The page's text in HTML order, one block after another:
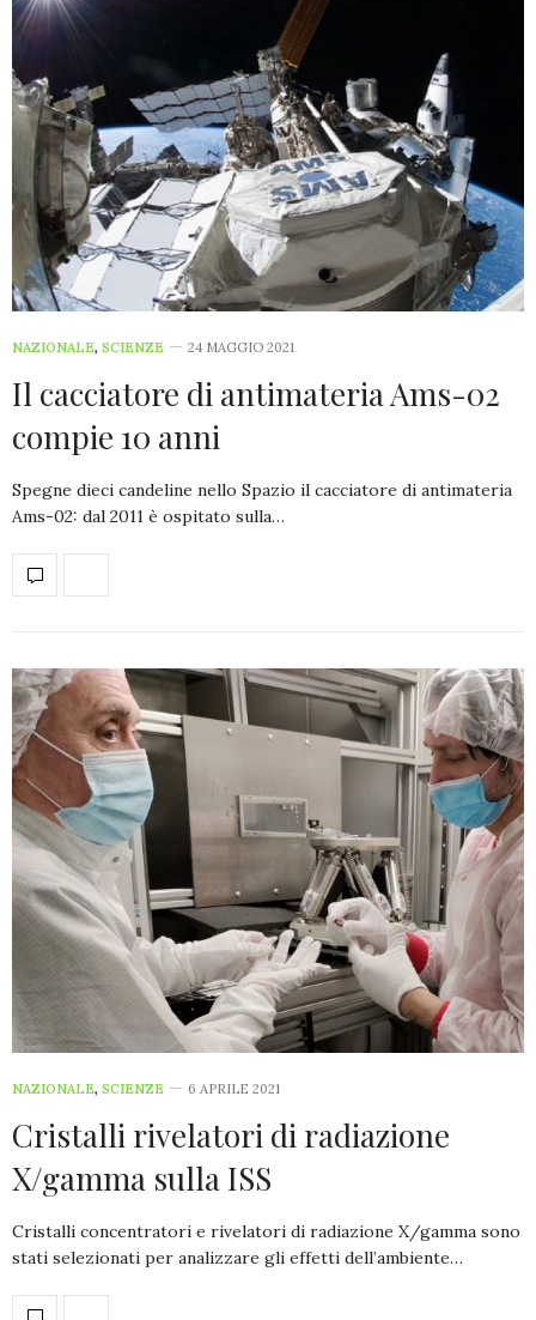
NAZIONALE, SCIENZE 24 MAGGIO 2021
Il cacciatore di antimateria Ams-02
compie 10 anni
Spegne dieci candeline nello Spazio il cacciatore di antimateria
Ams-02: dal 2011 è ospitato sulla…
NAZIONALE, SCIENZE 6 APRILE 2021
Cristalli rivelatori di radiazione
X/gamma sulla ISS
Cristalli concentratori e rivelatori di radiazione X/gamma sono
stati selezionati per analizzare gli effetti dell’ambiente…